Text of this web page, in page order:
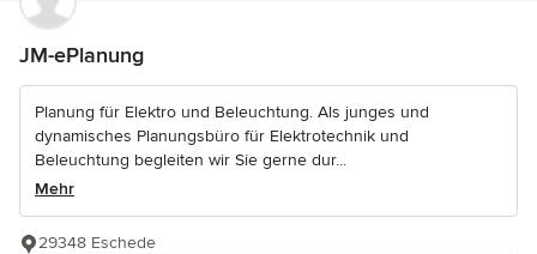
JM-ePlanung
Planung für Elektro und Beleuchtung. Als junges und
dynamisches Planungsbüro für Elektrotechnik und
Beleuchtung begleiten wir Sie gerne dur...
Mehr
29348 Eschede